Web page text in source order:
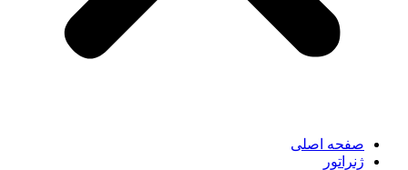
صفحه اصلی
ژنراتور